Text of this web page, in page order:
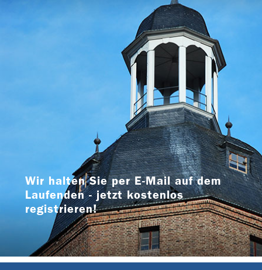
Wir halten Sie per E-Mail auf dem
Laufenden - jetzt kostenlos
registrieren!